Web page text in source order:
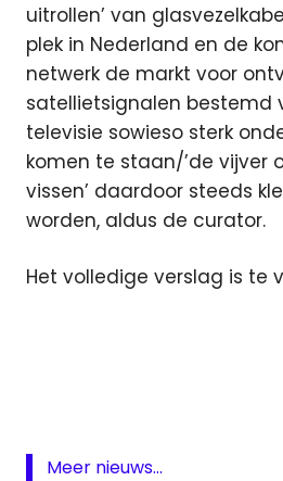
uitrollen’ van
plek in Nederland en de
netwerk de markt voor
satellietsignalen bestemd
televisie sowieso sterk
komen te staan/’de vijver
vissen’ daardoor steeds
worden, aldus de curator.
Het volledige verslag is te
schotel
Meer nieuws...